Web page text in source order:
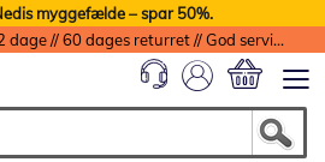
myggefælde – spar 50%.
Billig fragt // Levering 1-2 dage // 60 dages returret // God service med garanti